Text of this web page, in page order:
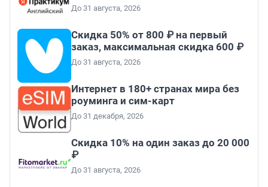
До 31 августа, 2026
Скидка 50% от 800 ₽ на первый
заказ, максимальная скидка 600 ₽
До 31 августа, 2026
Интернет в 180+ странах мира без
роуминга и сим-карт
До 31 декабря, 2026
Скидка 10% на один заказ до 20 000
₽
До 31 августа, 2026